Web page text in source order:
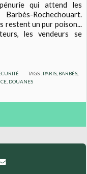
qui attend les
Rochechouart.
restent un pur poison...
les vendeurs se
TAGS : PARIS BARBÈS
DOUANES